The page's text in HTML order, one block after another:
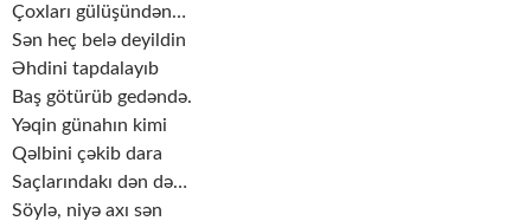
Çoxları gülüşündən…
Sən heç belə deyildin
Əhdini tapdalayıb
Baş götürüb gedəndə.
Yəqin günahın kimi
Qəlbini çəkib dara
Saçlarındakı dən də…
Söylə, niyə axı sən